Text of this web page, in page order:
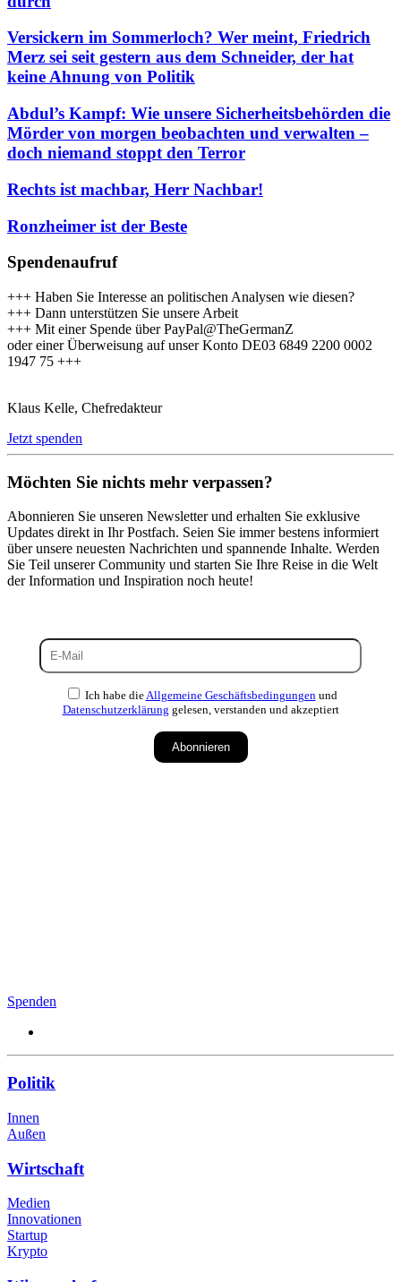
Versickern im Sommerloch? Wer meint, Friedrich
Merz sei seit gestern aus dem Schneider, der hat
keine Ahnung von Politik
Abdul’s Kampf: Wie unsere Sicherheitsbehörden die
Mörder von morgen beobachten und verwalten –
doch niemand stoppt den Terror
Rechts ist machbar, Herr Nachbar!
Ronzheimer ist der Beste
Spendenaufruf
+++ Haben Sie Interesse an politischen Analysen wie diesen?
+++ Dann unterstützen Sie unsere Arbeit
+++ Mit einer Spende über PayPal@TheGermanZ
oder einer Überweisung auf unser Konto DE03 6849 2200 0002
1947 75 +++
Klaus Kelle, Chefredakteur
Jetzt spenden
Möchten Sie nichts mehr verpassen?
Abonnieren Sie unseren Newsletter und erhalten Sie exklusive
Updates direkt in Ihr Postfach. Seien Sie immer bestens informiert
über unsere neuesten Nachrichten und spannende Inhalte. Werden
Sie Teil unserer Community und starten Sie Ihre Reise in die Welt
der Information und Inspiration noch heute!
Ich habe die Allgemeine Geschäftsbedingungen und
Datenschutzerklärung gelesen, verstanden und akzeptiert
Abonnieren
Spenden
Politik
Innen
Außen
Wirtschaft
Medien
Innovationen
Startup
Krypto